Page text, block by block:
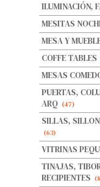
ILUMINACIÓN,
MESITAS
MESA Y
COFFE TABLES
MESAS
PUERTAS,
ARQ (47)
SILLAS,
(63)
VITRINAS
TINAJAS,
RECIPIENTES